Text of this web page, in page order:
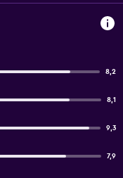
8,2
8,1
9,3
7,9